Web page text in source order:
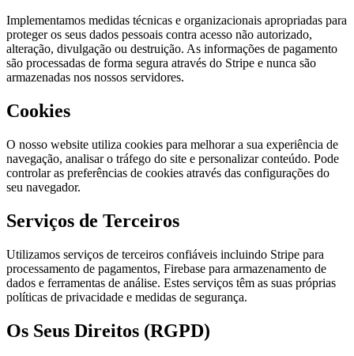
Implementamos medidas técnicas e organizacionais apropriadas para
proteger os seus dados pessoais contra acesso não autorizado,
alteração, divulgação ou destruição. As informações de pagamento
são processadas de forma segura através do Stripe e nunca são
armazenadas nos nossos servidores.
Cookies
O nosso website utiliza cookies para melhorar a sua experiência de
navegação, analisar o tráfego do site e personalizar conteúdo. Pode
controlar as preferências de cookies através das configurações do
seu navegador.
Serviços de Terceiros
Utilizamos serviços de terceiros confiáveis incluindo Stripe para
processamento de pagamentos, Firebase para armazenamento de
dados e ferramentas de análise. Estes serviços têm as suas próprias
políticas de privacidade e medidas de segurança.
Os Seus Direitos (RGPD)